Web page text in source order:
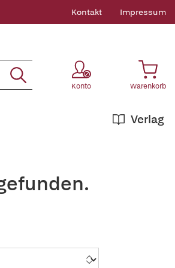
Kontakt Impressum
Konto Warenkorb
Verlag